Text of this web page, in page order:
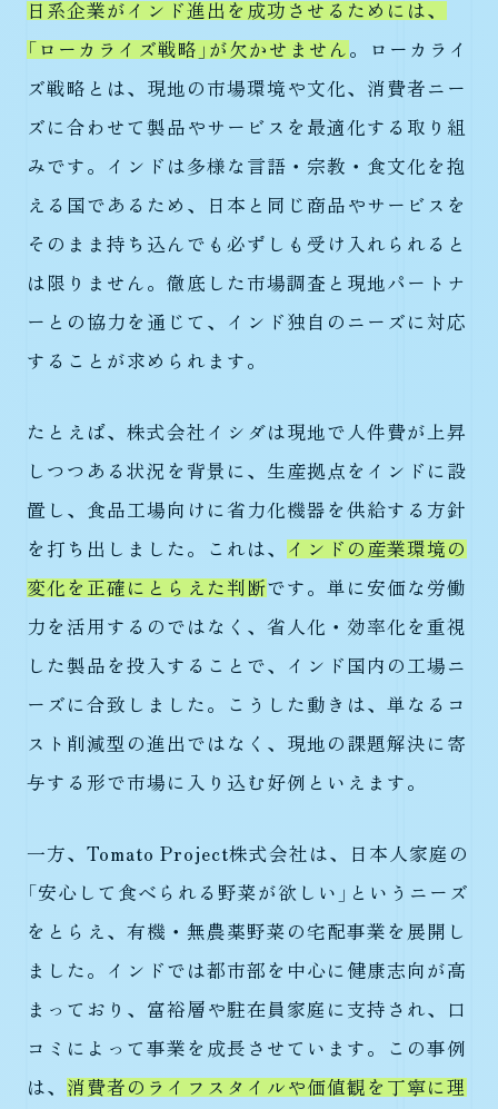
日系企業がインド進出を成功させるためには、
「ローカライズ戦略」が欠かせません 。ローカライ
ズ戦略とは、現地の市場環境や文化、消費者ニー
ズに合わせて製品やサービスを最適化する取り組
みです。インドは多様な言語・宗教・食文化を抱
える国であるため、日本と同じ商品やサービスを
そのまま持ち込んでも必ずしも受け入れられると
は限りません。徹底した市場調査と現地パートナ
ーとの協力を通じて、インド独自のニーズに対応
することが求められます。
たとえば、株式会社イシダは現地で人件費が上昇
しつつある状況を背景に、生産拠点をインドに設
置し、食品工場向けに省力化機器を供給する方針
を打ち出しました。これは、 インドの産業環境の
変化を正確にとらえた判断です。単に安価な労働
力を活用するのではなく、省人化・効率化を重視
した製品を投入することで、インド国内の工場ニ
ーズに合致しました。こうした動きは、単なるコ
スト削減型の進出ではなく、現地の課題解決に寄
与する形で市場に入り込む好例といえます。
一方、Tomato Project株式会社は、日本人家庭の
「安心して食べられる野菜が欲しい」というニーズ
をとらえ、有機・無農薬野菜の宅配事業を展開し
ました。インドでは都市部を中心に健康志向が高
まっており、富裕層や駐在員家庭に支持され、口
コミによって事業を成長させています。この事例
は、 消費者のライフスタイルや価値観を丁寧に理